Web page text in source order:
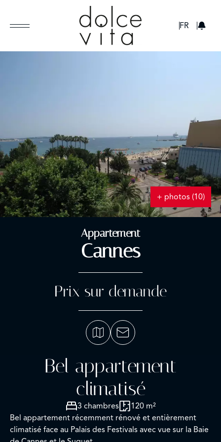
FR
+ photos (10)
Appartement
Cannes
Prix sur demande
Bel appartement
climatisé
3 chambres
120 m²
Bel appartement récemment rénové et entièrement
climatisé face au Palais des Festivals avec vue sur la Baie